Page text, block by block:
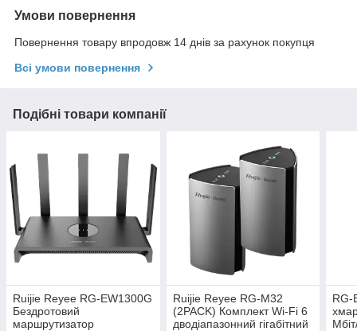
Умови повернення
Повернення товару впродовж 14 днів за рахунок покупця
Всі умови повернення
Подібні товари компанії
Ruijie Reyee RG-EW1300G
Бездротовий
маршрутизатор
Ruijie Reyee RG-M32
(2PACK) Комплект Wi-Fi 6
дводіапазонний гігабітний
RG-